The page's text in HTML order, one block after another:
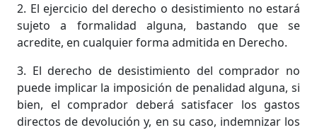
OUTLET
HORARIO DE TIENDA
GUÍA DE TALLAS
2. El ejercicio del derecho o desistimiento no estará
sujeto a formalidad alguna, bastando que se
acredite, en cualquier forma admitida en Derecho.
3. El derecho de desistimiento del comprador no
puede implicar la imposición de penalidad alguna, si
bien, el comprador deberá satisfacer los gastos
directos de devolución y, en su caso, indemnizar los